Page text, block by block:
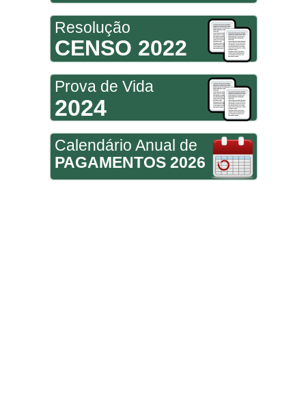
Resolução
CENSO 2022
Prova de Vida
2024
Calendário Anual de
PAGAMENTOS 2026